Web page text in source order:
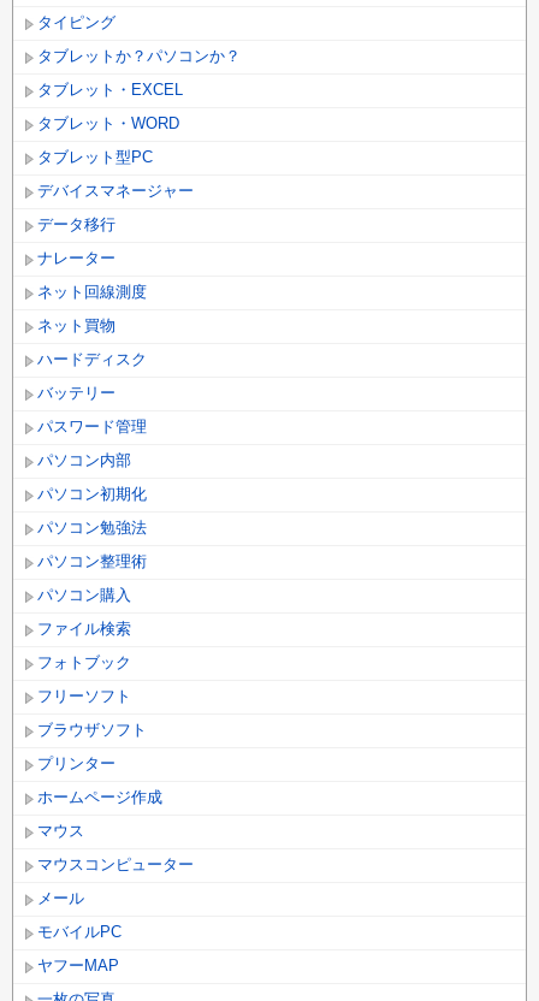
タイピング
タブレットか？パソコンか？
タブレット・EXCEL
タブレット・WORD
タブレット型PC
デバイスマネージャー
データ移行
ナレーター
ネット回線測度
ネット買物
ハードディスク
バッテリー
パスワード管理
パソコン内部
パソコン初期化
パソコン勉強法
パソコン整理術
パソコン購入
ファイル検索
フォトブック
フリーソフト
ブラウザソフト
プリンター
ホームページ作成
マウス
マウスコンピューター
メール
モバイルPC
ヤフーMAP